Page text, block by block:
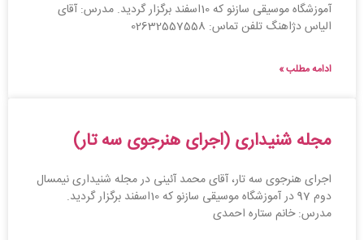
آموزشگاه موسیقی سازنو که 10اسفند برگزار گردید. مدرس: آقای
الیاس دژاهنگ تلفن تماس: 02632557558
ادامه مطلب »
مجله شنیداری (اجرای هنرجوی سه تار)
اجرای هنرجوی سه تار، آقای محمد آئینی در مجله شنیداری نیمسال
دوم 97 در آموزشگاه موسیقی سازنو که 10اسفند برگزار گردید.
مدرس: خانم ستاره احمدی